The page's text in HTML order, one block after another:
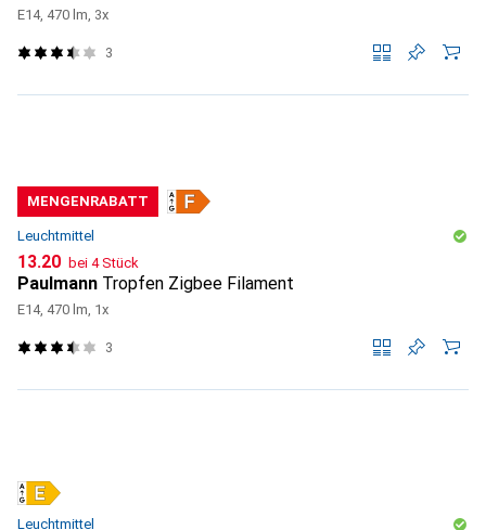
E14, 470 lm, 3x
3
MENGENRABATT
Leuchtmittel
CHF
13.20 bei 4 Stück
Paulmann Tropfen Zigbee Filament
E14, 470 lm, 1x
3
Leuchtmittel